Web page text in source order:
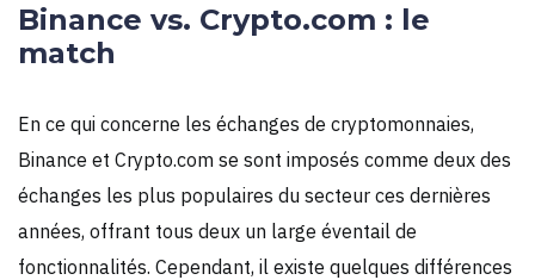
Binance vs. Crypto.com : le
match
En ce qui concerne les échanges de cryptomonnaies,
Binance et Crypto.com se sont imposés comme deux des
échanges les plus populaires du secteur ces dernières
années, offrant tous deux un large éventail de
fonctionnalités. Cependant, il existe quelques différences